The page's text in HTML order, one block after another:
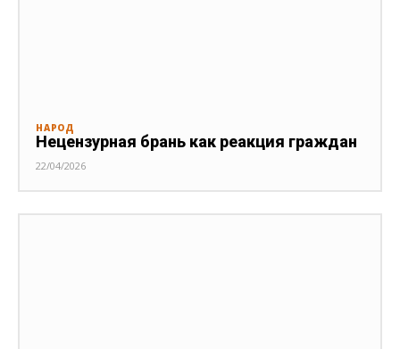
НАРОД
Нецензурная брань как реакция граждан
22/04/2026